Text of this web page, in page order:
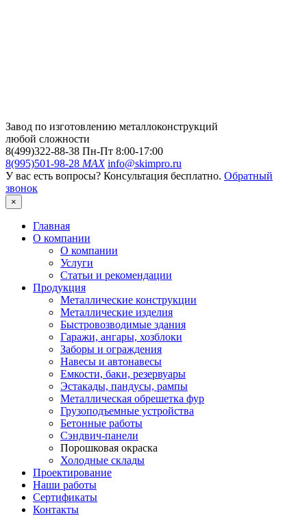
Завод по изготовлению металлоконструкций
любой сложности
8(499)322-88-38 Пн-Пт 8:00-17:00
8(995)501-98-28 MAX info@skimpro.ru
У вас есть вопросы? Консультация бесплатно. Обратный
звонок
×
Главная
О компании
О компании
Услуги
Статьи и рекомендации
Продукция
Металлические конструкции
Металлические изделия
Быстровозводимые здания
Гаражи, ангары, хозблоки
Заборы и ограждения
Навесы и автонавесы
Емкости, баки, резервуары
Эстакады, пандусы, рампы
Металлическая обрешетка фур
Грузоподъемные устройства
Бетонные работы
Сэндвич-панели
Порошковая окраска
Холодные склады
Проектирование
Наши работы
Сертификаты
Контакты